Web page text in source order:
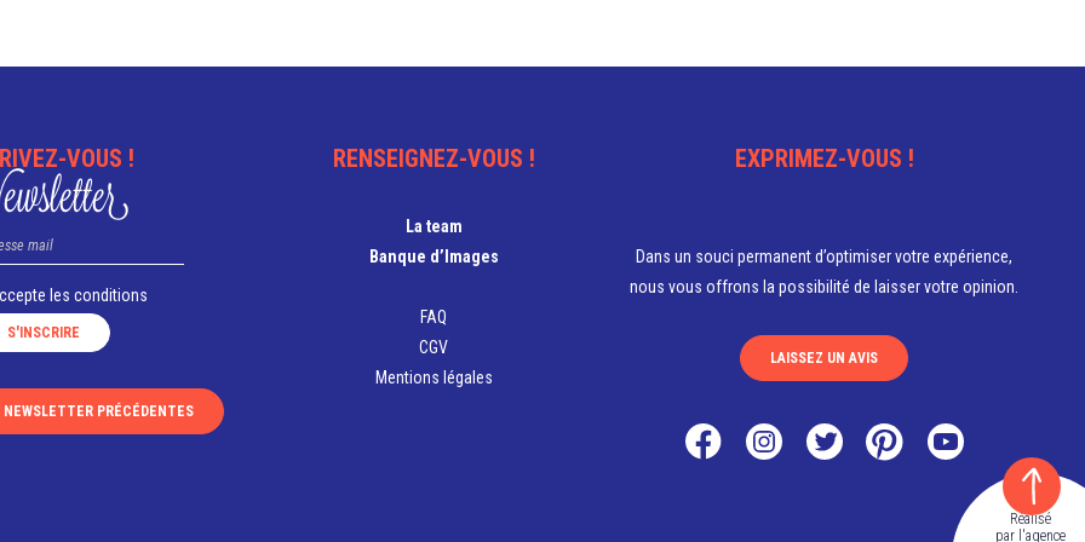
VOUS !
lesconditions
NEWSLETTER PRÉCÉDENTES
RENSEIGNEZ-VOUS !
La team
Banque d’Images
FAQ
CGV
Mentions légales
EXPRIMEZ-VOUS !
Dans un souci permanent d’optimiser votre expérience,
nous vous offrons la possibilité de laisser votre opinion.
LAISSEZ UN AVIS
Réalisé
par l'agence